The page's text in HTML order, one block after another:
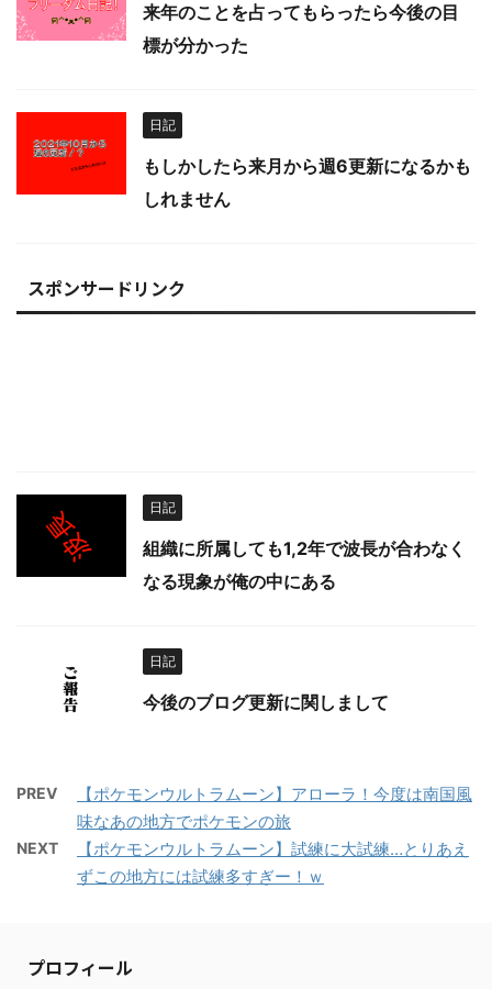
来年のことを占ってもらったら今後の目
標が分かった
日記
もしかしたら来月から週6更新になるかも
しれません
スポンサードリンク
日記
組織に所属しても1,2年で波長が合わなく
なる現象が俺の中にある
日記
今後のブログ更新に関しまして
PREV
【ポケモンウルトラムーン】アローラ！今度は南国風
味なあの地方でポケモンの旅
NEXT
【ポケモンウルトラムーン】試練に大試練…とりあえ
ずこの地方には試練多すぎー！ｗ
プロフィール